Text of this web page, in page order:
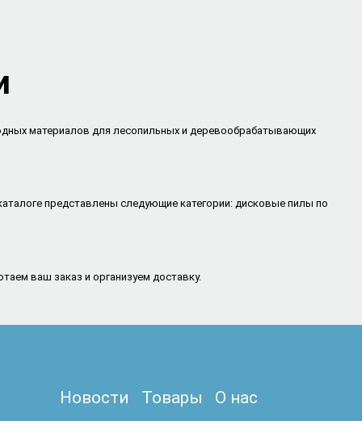
материалов для лесопильных и деревообрабатывающих
представлены следующие категории: дисковые пилы по
ваш заказ и организуем доставку.
Новости Товары О нас